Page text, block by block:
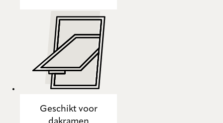
Geschikt voor